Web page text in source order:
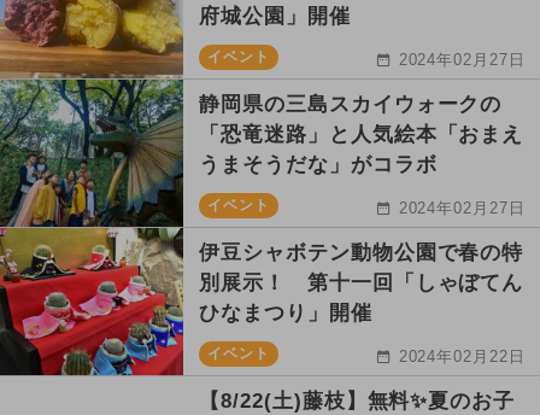
府城公園」開催
イベント 2024年02月27日
静岡県の三島スカイウォークの
「恐竜迷路」と人気絵本「おまえ
うまそうだな」がコラボ
イベント 2024年02月27日
伊豆シャボテン動物公園で春の特
別展示！ 第十一回「しゃぼてん
ひなまつり」開催
イベント 2024年02月22日
【8/22(土)藤枝】無料✨夏のお子